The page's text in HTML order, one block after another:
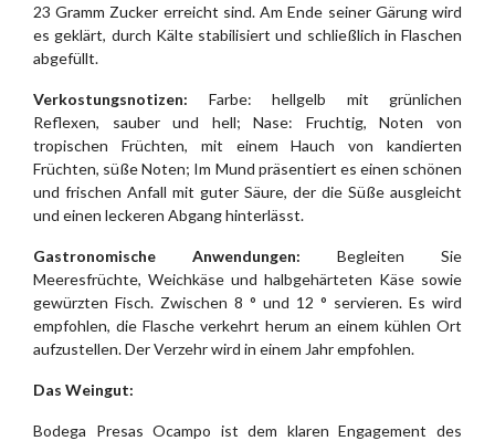
23 Gramm Zucker erreicht sind. Am Ende seiner Gärung wird
es geklärt, durch Kälte stabilisiert und schließlich in Flaschen
abgefüllt.
Verkostungsnotizen: Farbe: hellgelb mit grünlichen
Reflexen, sauber und hell; Nase: Fruchtig, Noten von
tropischen Früchten, mit einem Hauch von kandierten
Früchten, süße Noten; Im Mund präsentiert es einen schönen
und frischen Anfall mit guter Säure, der die Süße ausgleicht
und einen leckeren Abgang hinterlässt.
Gastronomische Anwendungen: Begleiten Sie
Meeresfrüchte, Weichkäse und halbgehärteten Käse sowie
gewürzten Fisch. Zwischen 8 ° und 12 ° servieren. Es wird
empfohlen, die Flasche verkehrt herum an einem kühlen Ort
aufzustellen. Der Verzehr wird in einem Jahr empfohlen.
Das Weingut:
Bodega Presas Ocampo ist dem klaren Engagement des